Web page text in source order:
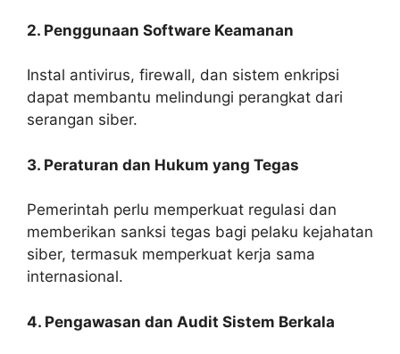
2. Penggunaan Software Keamanan
Instal antivirus, firewall, dan sistem enkripsi
dapat membantu melindungi perangkat dari
serangan siber.
3. Peraturan dan Hukum yang Tegas
Pemerintah perlu memperkuat regulasi dan
memberikan sanksi tegas bagi pelaku kejahatan
siber, termasuk memperkuat kerja sama
internasional.
4. Pengawasan dan Audit Sistem Berkala